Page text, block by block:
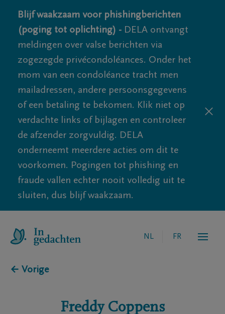
Blijf waakzaam voor phishingberichten
(poging tot oplichting) - DELA ontvangt
meldingen over valse berichten via
zogezegde privécondoléances. Onder het
mom van een condoléance tracht men
mailadressen, andere persoonsgegevens
of een betaling te bekomen. Klik niet op
verdachte links of bijlagen en controleer
de afzender zorgvuldig. DELA
onderneemt meerdere acties om dit te
voorkomen. Pogingen tot phishing en
fraude vallen echter nooit volledig uit te
sluiten, dus blijf waakzaam.
NL FR
← Vorige
Freddy Coppens